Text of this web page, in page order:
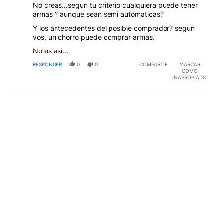
No creas...segun tu criterio cualquiera puede tener
armas ? aunque sean semi automaticas?
Y los antecedentes del posible comprador? segun
vos, un chorro puede comprar armas.
No es asi...
RESPONDER 0 0 COMPARTIR
MARCAR
COMO
INAPROPIADO